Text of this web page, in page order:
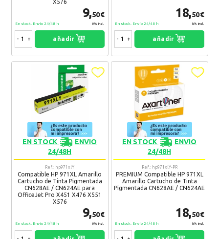
Gelen 29. 06. 2017
Volveré a comprar!
Recomendaría su compra:Si
21. 02. 2017
Perfecta compra
Recomendaría su compra:
Veronika 22. 12. 2016
Muy bien, siempre compramos los cartuchos aqui
Recomendaría su compra:
X576
9,50€
IVA Incl.
En stock. Envío 24/48 h
- + añadir
18,50€
IVA Incl.
En stock. Envío 24/48 h
- + añadir
EN STOCK
ENVIO
24/48H
Ref.: hp971xlY
Compatible HP 971XL Amarillo
Cartucho de Tinta Pigmentada
CN628AE / CN624AE para
OfficeJet Pro X451 X476 X551
X576
9,50€
IVA Incl.
En stock. Envío 24/48 h
EN STOCK
ENVIO
24/48H
Ref.: hp971xlY-PR
PREMIUM Compatible HP 971XL
Amarillo Cartucho de Tinta
Pigmentada CN628AE / CN624AE
18,50€
IVA Incl.
En stock. Envío 24/48 h